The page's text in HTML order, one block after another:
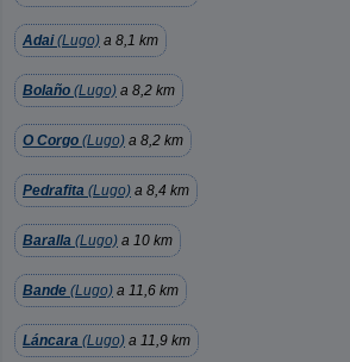
Adai(Lugo) a 8,1 km
Bolaño (Lugo) a 8,2 km
O Corgo (Lugo) a 8,2 km
Pedrafita (Lugo) a 8,4 km
Baralla (Lugo) a 10 km
Bande (Lugo) a 11,6 km
Láncara (Lugo) a 11,9 km